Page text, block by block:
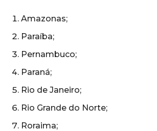
Amazonas;
Paraíba;
Pernambuco;
Paraná;
Rio de Janeiro;
Rio Grande do Norte;
Roraima;